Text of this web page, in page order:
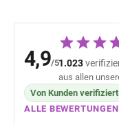
4,9/51.023
aus allen
Von Kunden verifiziert
ALLE